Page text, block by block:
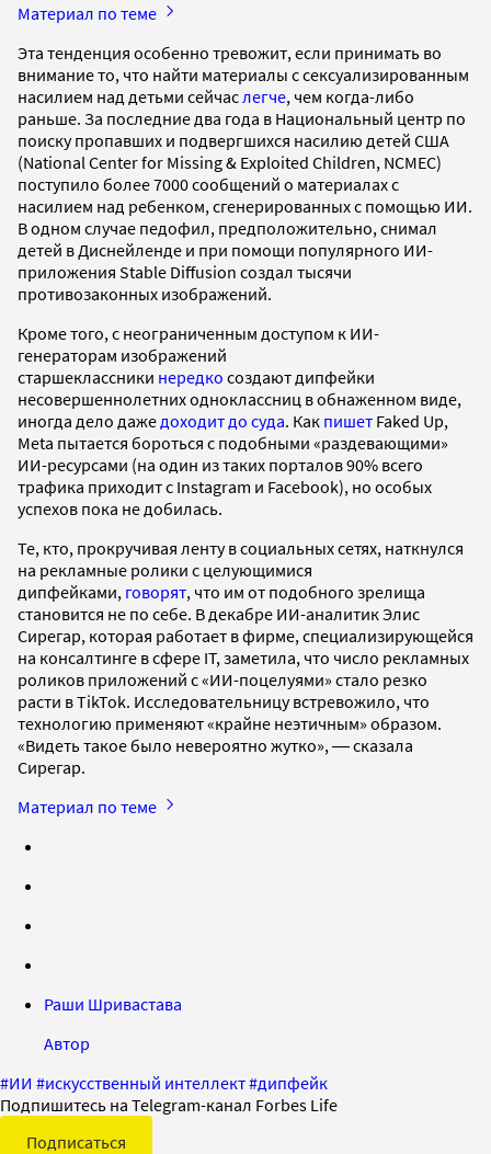
Материал по теме
Эта тенденция особенно тревожит, если принимать во
внимание то, что найти материалы с сексуализированным
насилием над детьми сейчас легче, чем когда-либо
раньше. За последние два года в Национальный центр по
поиску пропавших и подвергшихся насилию детей США
(National Center for Missing & Exploited Children, NCMEC)
поступило более 7000 сообщений о материалах с
насилием над ребенком, сгенерированных с помощью ИИ.
В одном случае педофил, предположительно, снимал
детей в Диснейленде и при помощи популярного ИИ-
приложения Stable Diffusion создал тысячи
противозаконных изображений.
Кроме того, с неограниченным доступом к ИИ-
генераторам изображений
старшеклассники нередко создают дипфейки
несовершеннолетних одноклассниц в обнаженном виде,
иногда дело даже доходит до суда. Как пишет Faked Up,
Meta пытается бороться с подобными «раздевающими»
ИИ-ресурсами (на один из таких порталов 90% всего
трафика приходит с Instagram и Facebook), но особых
успехов пока не добилась.
Те, кто, прокручивая ленту в социальных сетях, наткнулся
на рекламные ролики с целующимися
дипфейками, говорят, что им от подобного зрелища
становится не по себе. В декабре ИИ-аналитик Элис
Сирегар, которая работает в фирме, специализирующейся
на консалтинге в сфере IT, заметила, что число рекламных
роликов приложений с «ИИ-поцелуями» стало резко
расти в TikTok. Исследовательницу встревожило, что
технологию применяют «крайне неэтичным» образом.
«Видеть такое было невероятно жутко», ― сказала
Сирегар.
Материал по теме
Раши Шривастава
Автор
#ИИ #искусственный интеллект#дипфейк
Подпишитесь на Telegram-канал Forbes Life
Подписаться